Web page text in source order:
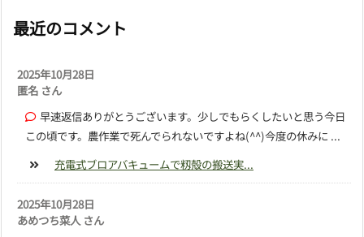
最近のコメント
2025年10月28日
匿名 さん
早速返信ありがとうございます。少しでもらくしたいと思う今日
この頃です。農作業で死んでられないですよね(^^)今度の休みに ...
充電式ブロアバキュームで籾殻の搬送実...
2025年10月28日
あめつち菜人 さん